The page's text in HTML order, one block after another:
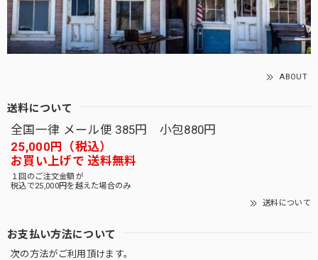
ABOUT
送料について
全国一律 メール便 385円 小包880円
25,000円（税込）
お買い上げで 送料無料
１回のご注文金額が
税込で25,000円を越えた場合のみ
送料について
お支払い方法について
次の方法がご利用頂けます。